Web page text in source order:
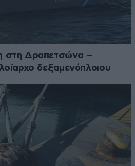
στη Δραπετσώνα –
δεξαμενόπλοιου